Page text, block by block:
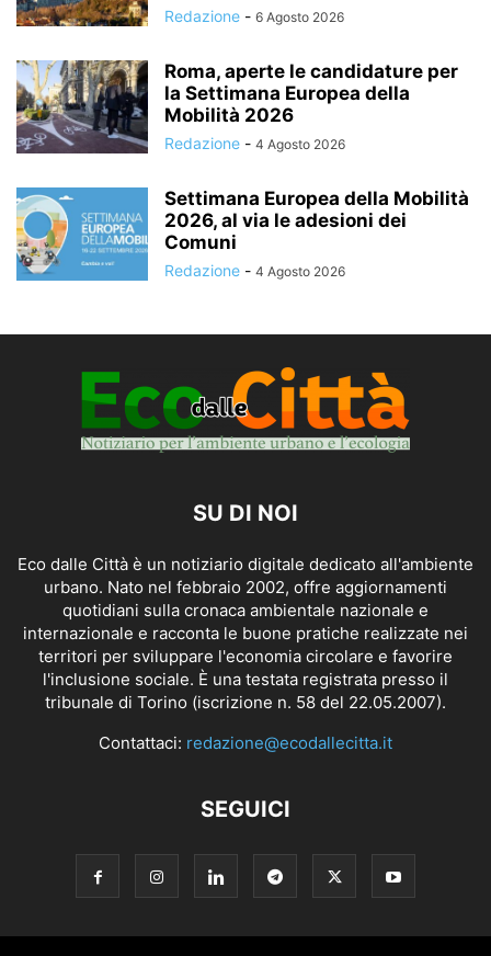
Redazione - 6 Agosto 2026
Roma, aperte le candidature per
la Settimana Europea della
Mobilità 2026
Redazione - 4 Agosto 2026
Settimana Europea della Mobilità
2026, al via le adesioni dei
Comuni
Redazione - 4 Agosto 2026
SU DI NOI
Eco dalle Città è un notiziario digitale dedicato all'ambiente
urbano. Nato nel febbraio 2002, offre aggiornamenti
quotidiani sulla cronaca ambientale nazionale e
internazionale e racconta le buone pratiche realizzate nei
territori per sviluppare l'economia circolare e favorire
l'inclusione sociale. È una testata registrata presso il
tribunale di Torino (iscrizione n. 58 del 22.05.2007).
Contattaci: redazione@ecodallecitta.it
SEGUICI